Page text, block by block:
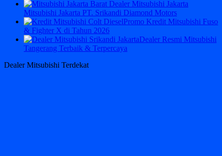
Mitsubishi Jakarta PT. Srikandi Diamond Motors
Promo Kredit Mitsubishi Fuso
& Fighter X di Tahun 2026
Dealer Resmi Mitsubishi
Tangerang Terbaik & Terpercaya
Dealer Mitsubishi Terdekat